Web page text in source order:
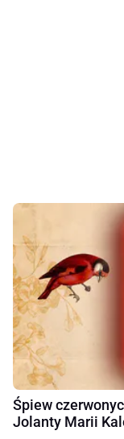
Śpiew
Jolanty Marii